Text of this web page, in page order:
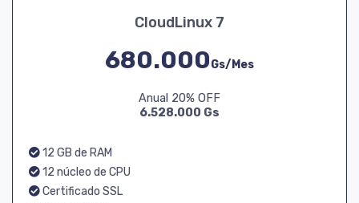
CloudLinux 7
680.000Gs/Mes
Anual 20% OFF
6.528.000 Gs
12 GB de RAM
12 núcleo de CPU
Certificado SSL